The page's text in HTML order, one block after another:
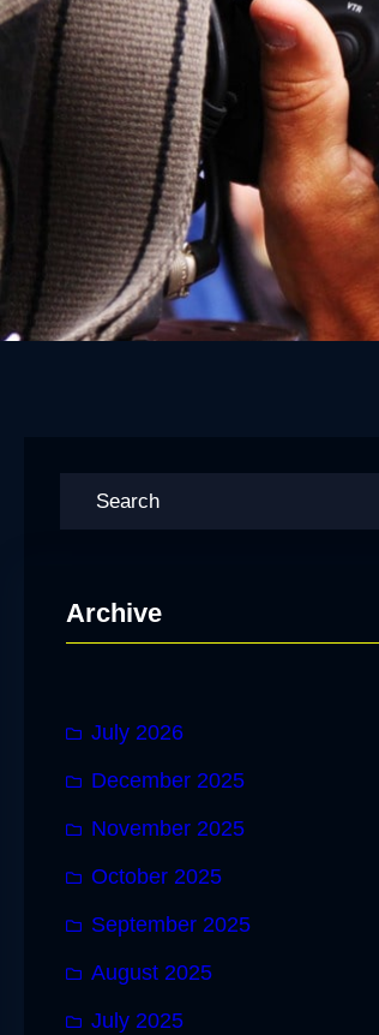
Archive
July 2026
December 2025
November 2025
October 2025
September 2025
August 2025
July 2025